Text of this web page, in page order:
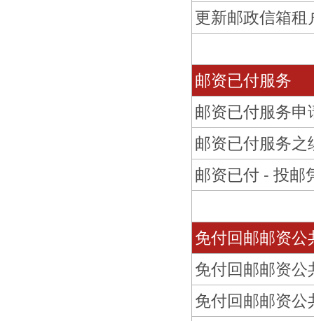
更新邮政信箱
邮资已付服务
邮资已付服务申
邮资已付服务之
邮资已付 - 投邮
免付回邮邮资公
免付回邮邮资公
免付回邮邮资公